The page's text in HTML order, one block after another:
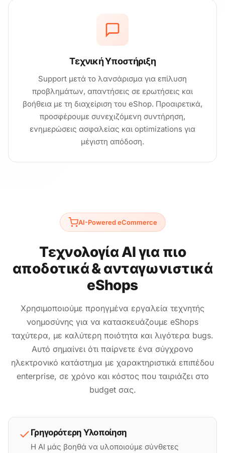
Τεχνική Υποστήριξη
Support μετά το λανσάρισμα για επίλυση
προβλημάτων, απαντήσεις σε ερωτήσεις και
βοήθεια με τη διαχείριση του eShop. Προαιρετικά,
προσφέρουμε συνεχιζόμενη συντήρηση,
ενημερώσεις ασφαλείας και optimizations για
μέγιστη απόδοση.
AI-Powered eCommerce
Τεχνολογία AI για πιο
αποδοτικά & ανταγωνιστικά
eShops
Χρησιμοποιούμε προηγμένα εργαλεία τεχνητής
νοημοσύνης για να κατασκευάζουμε eShops
ταχύτερα, με καλύτερη ποιότητα και λιγότερα bugs.
Αυτό σημαίνει ότι παίρνετε ένα σύγχρονο
ηλεκτρονικό κατάστημα με χαρακτηριστικά επιπέδου
enterprise, σε χρόνο και κόστος που ταιριάζει στο
budget σας.
Γρηγορότερη Υλοποίηση
Η AI μάς βοηθά να υλοποιούμε σύνθετες